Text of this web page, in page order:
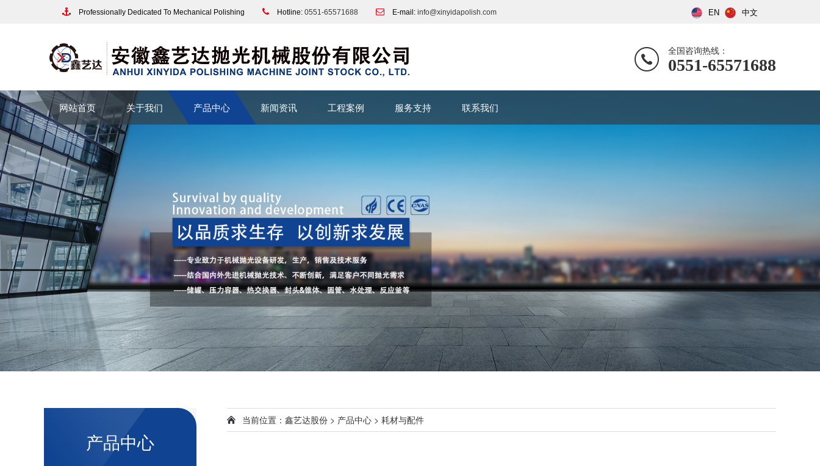
Professionally Dedicated To Mechanical Polishing Hotline: 0551-65571688 E-mail: info@xinyidapolish.com EN 中文
全国咨询热线：
0551-65571688
网站首页 关于我们 产品中心 新闻资讯 工程案例 服务支持 联系我们
产品中心
当前位置： 鑫艺达股份 > 产品中心 > 耗材与配件